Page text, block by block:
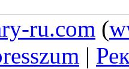
ru.com (
|